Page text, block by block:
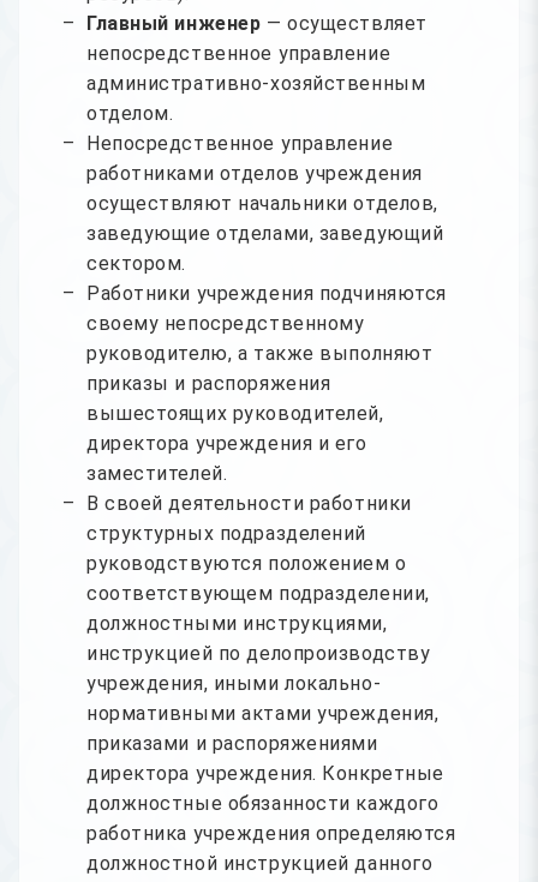
Главный инженер — осуществляет
непосредственное управление
административно-хозяйственным
отделом.
Непосредственное управление
работниками отделов учреждения
осуществляют начальники отделов,
заведующие отделами, заведующий
сектором.
Работники учреждения подчиняются
своему непосредственному
руководителю, а также выполняют
приказы и распоряжения
вышестоящих руководителей,
директора учреждения и его
заместителей.
В своей деятельности работники
структурных подразделений
руководствуются положением о
соответствующем подразделении,
должностными инструкциями,
инструкцией по делопроизводству
учреждения, иными локально-
нормативными актами учреждения,
приказами и распоряжениями
директора учреждения. Конкретные
должностные обязанности каждого
работника учреждения определяются
должностной инструкцией данного